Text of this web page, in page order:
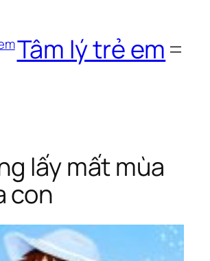
Tâm lý trẻ em
lấy mất mùa
con